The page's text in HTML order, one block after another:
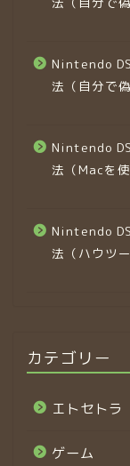
Nintendo
法（自分で
Nintendo
法（Macを
Nintendo
法（ハウツ
カテゴリー
エトセトラ
ゲーム